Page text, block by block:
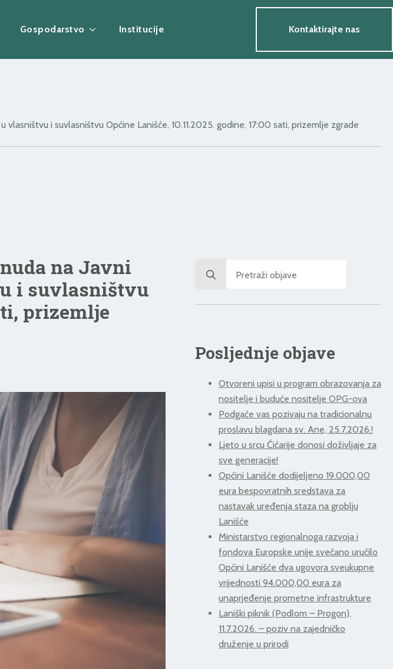
Gospodarstvo Institucije Kontaktirajte nas
i suvlasništvu Općine Lanišće, 10.11.2025. godine, 17:00 sati, prizemlje zgrade
na Javni
i suvlasništvu
prizemlje
for:
Posljednje objave
Otvoreni upisi u program obrazovanja za
nositelje i buduće nositelje OPG-ova
Podgaće vas pozivaju na tradicionalnu
proslavu blagdana sv. Ane, 25.7.2026.!
Ljeto u srcu Ćićarije donosi doživljaje za
sve generacije!
Općini Lanišće dodijeljeno 19.000,00
eura bespovratnih sredstava za
nastavak uređenja staza na groblju
Lanišće
Ministarstvo regionalnoga razvoja i
fondova Europske unije svečano uručilo
Općini Lanišće dva ugovora sveukupne
vrijednosti 94.000,00 eura za
unaprjeđenje prometne infrastrukture
Laniški piknik (Podlom – Progon),
11.7.2026. – poziv na zajedničko
druženje u prirodi